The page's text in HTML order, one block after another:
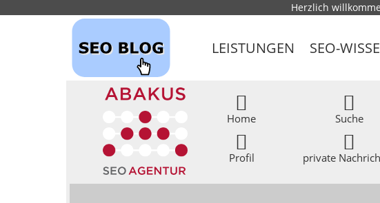
Herzlich
LEISTUNGEN SEO-
Home
Profil
Suche
private